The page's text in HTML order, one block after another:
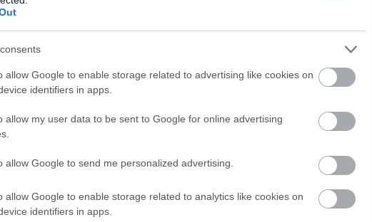
allow Google to enable storage related to advertising like cookies on
identifiers in apps.
allow my user data to be sent to Google for online advertising
allow Google to send me personalized advertising.
allow Google to enable storage related to analytics like cookies on
identifiers in apps.
bródy sándor
budai
terrarum
csevej (24
vitéz mihály
dancs
dante alighieri
franciska
digitális
képarchívum
lenke
)
istván (20